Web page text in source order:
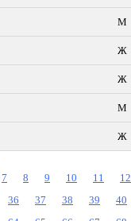
М
Ж
Ж
М
Ж
7 8 9 10 11 12
36 37 38 39 40